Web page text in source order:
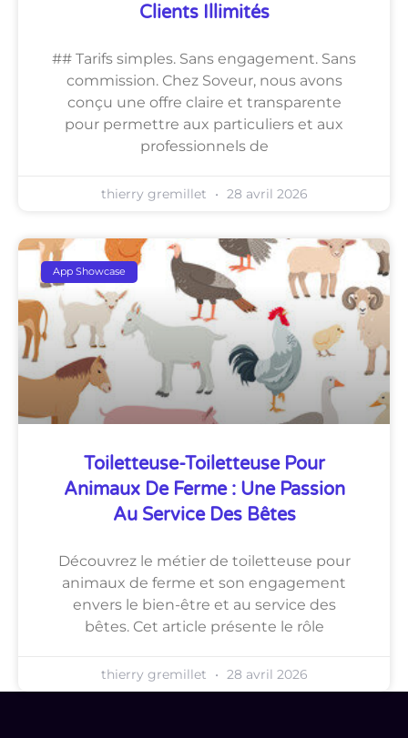
Clients Illimités
## Tarifs simples. Sans engagement. Sans
commission. Chez Soveur, nous avons
conçu une offre claire et transparente
pour permettre aux particuliers et aux
professionnels de
thierry gremillet 28 avril 2026
App Showcase
Toiletteuse-Toiletteuse Pour
Animaux De Ferme : Une Passion
Au Service Des Bêtes
Découvrez le métier de toiletteuse pour
animaux de ferme et son engagement
envers le bien-être et au service des
bêtes. Cet article présente le rôle
thierry gremillet 28 avril 2026